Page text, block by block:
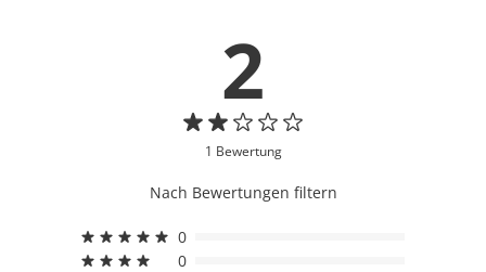
2
1 Bewertung
Nach Bewertungen filtern
0
0